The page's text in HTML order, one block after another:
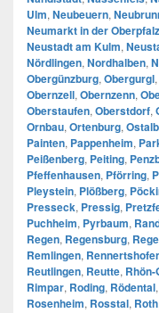
Ulm, Neubeuern,
Neumarkt in der Oberpfalz
Neustadt am Kulm,
Nördlingen, Nordhalben,
Obergünzburg, Obergurgl,
Obernzell, Obernzenn,
Oberstaufen, Oberstdorf,
Ornbau, Ortenburg,
Painten, Pappenheim,
Peißenberg, Peiting,
Pfeffenhausen, Pförring,
Pleystein, Plößberg,
Presseck, Pressig,
Puchheim, Pyrbaum,
Regen, Regensburg,
Remlingen,
Reutlingen, Reutte,
Rimpar, Roding, Rödental,
Rosenheim, Rosstal, Roth